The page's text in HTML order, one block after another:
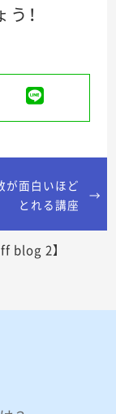
！
が面白いほど
とれる講座
blog 2】